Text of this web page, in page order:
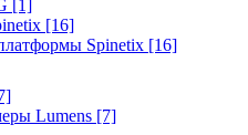
[1]
[16]
Spinetix [16]
Lumens [7]